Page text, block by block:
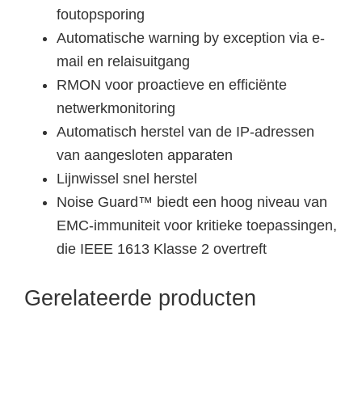
foutopsporing
Automatische warning by exception via e-
mail en relaisuitgang
RMON voor proactieve en efficiënte
netwerkmonitoring
Automatisch herstel van de IP-adressen
van aangesloten apparaten
Lijnwissel snel herstel
Noise Guard™ biedt een hoog niveau van
EMC-immuniteit voor kritieke toepassingen,
die IEEE 1613 Klasse 2 overtreft
Gerelateerde producten